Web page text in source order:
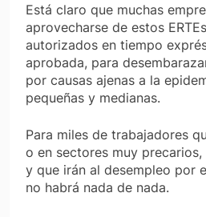
Está claro que muchas
aprovecharse de estos
autorizados en tiempo
aprobada, para
por causas ajenas a la
pequeñas y medianas.
Para miles de trabajadores
o en sectores muy
y que irán al desempleo por
no habrá nada de nada.